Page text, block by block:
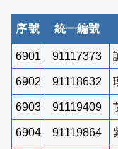
序號 統一編號
6901 91117373
6902 91118632
6903 91119409
6904 91119864